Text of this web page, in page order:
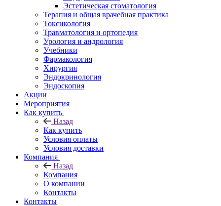
Эстетическая стоматология
Терапия и общая врачебная практика
Токсикология
Травматология и ортопедия
Урология и андрология
Учебники
Фармакология
Хирургия
Эндокринология
Эндоскопия
Акции
Мероприятия
Как купить
Назад
Как купить
Условия оплаты
Условия доставки
Компания
Назад
Компания
О компании
Контакты
Контакты